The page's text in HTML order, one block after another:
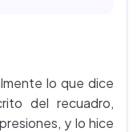
lo que dice
del recuadro,
y lo hice